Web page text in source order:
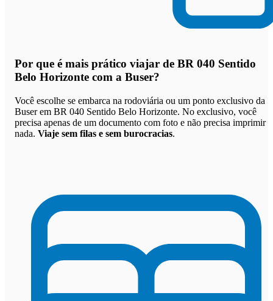
Por que é mais prático viajar de BR 040 Sentido
Belo Horizonte com a Buser?
Você escolhe se embarca na rodoviária ou um ponto exclusivo da
Buser em BR 040 Sentido Belo Horizonte. No exclusivo, você
precisa apenas de um documento com foto e não precisa imprimir
nada. Viaje sem filas e sem burocracias.